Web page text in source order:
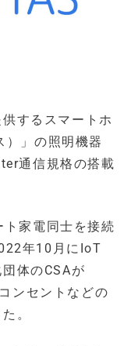
するスマートホ
）」の照明機器
通信規格の搭載
家電同士を接続
年10月にIoT
体のCSAが
ンセントなどの
。